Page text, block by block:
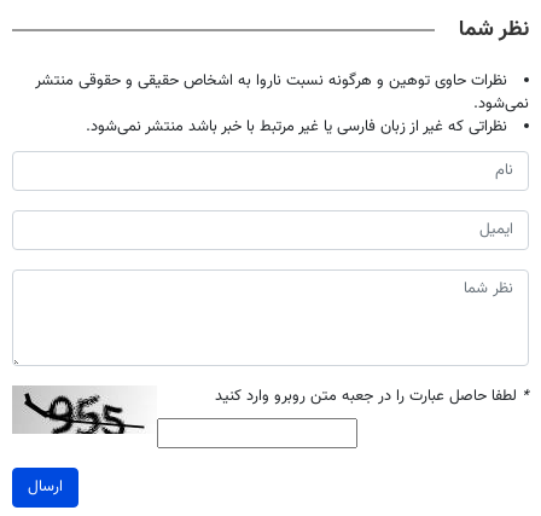
نظر شما
نظرات حاوی توهین و هرگونه نسبت ناروا به اشخاص حقیقی و حقوقی منتشر
نمی‌شود.
نظراتی که غیر از زبان فارسی یا غیر مرتبط با خبر باشد منتشر نمی‌شود.
* لطفا حاصل عبارت را در جعبه متن روبرو وارد کنید
ارسال